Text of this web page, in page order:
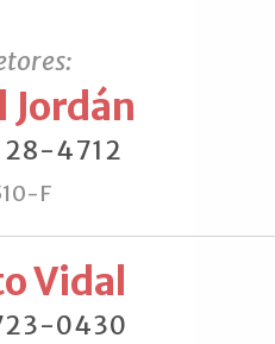
Jordán
4712
F
Vidal
0430